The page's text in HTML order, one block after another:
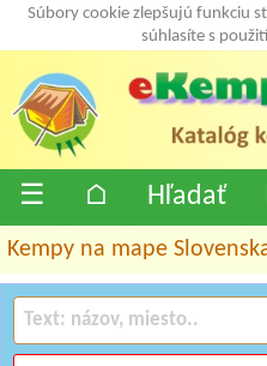
Súbory cookie zlepšujú funkciu
súhlasíte s
☰ ⌂ Hľadať
Kempy na mape